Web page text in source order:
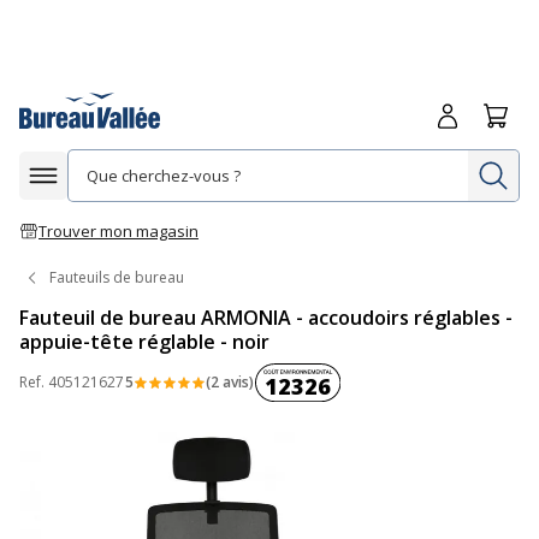
Afficher la navigation
Trouver mon magasin
Me
Fauteuils de bureau
Fauteuil de bureau ARMONIA - accoudoirs réglables -
appuie-tête réglable - noir
Ref. 4051216275 (2 avis)Coût environnemental :
12326